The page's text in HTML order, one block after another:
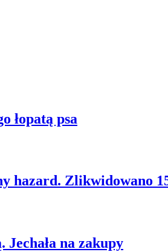
łopatą psa
hazard. Zlikwidowano
na zakupy